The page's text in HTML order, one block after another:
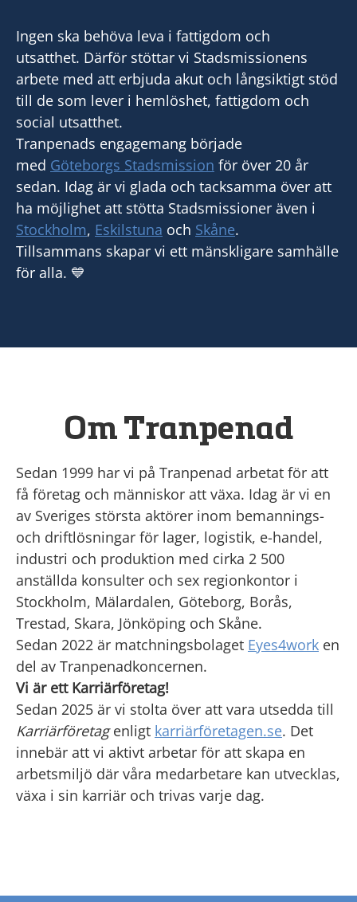
Ingen ska behöva leva i fattigdom och
utsatthet. Därför stöttar vi Stadsmissionens
arbete med att erbjuda akut och långsiktigt stöd
till de som lever i hemlöshet, fattigdom och
social utsatthet.
Tranpenads engagemang började
med Göteborgs Stadsmission för över 20 år
sedan. Idag är vi glada och tacksamma över att
ha möjlighet att stötta Stadsmissioner även i
Stockholm, Eskilstuna och Skåne.
Tillsammans skapar vi ett mänskligare samhälle
för alla. 💙
Om Tranpenad
Sedan 1999 har vi på Tranpenad arbetat för att
få företag och människor att växa. Idag är vi en
av Sveriges största aktörer inom bemannings-
och driftlösningar för lager, logistik, e-handel,
industri och produktion med cirka 2 500
anställda konsulter och sex regionkontor i
Stockholm, Mälardalen, Göteborg, Borås,
Trestad, Skara, Jönköping och Skåne.
Sedan 2022 är matchningsbolaget Eyes4work en
del av Tranpenadkoncernen.
Vi är ett Karriärföretag!
Sedan 2025 är vi stolta över att vara utsedda till
Karriärföretagenligt karriärföretagen.se. Det
innebär att vi aktivt arbetar för att skapa en
arbetsmiljö där våra medarbetare kan utvecklas,
växa i sin karriär och trivas varje dag.